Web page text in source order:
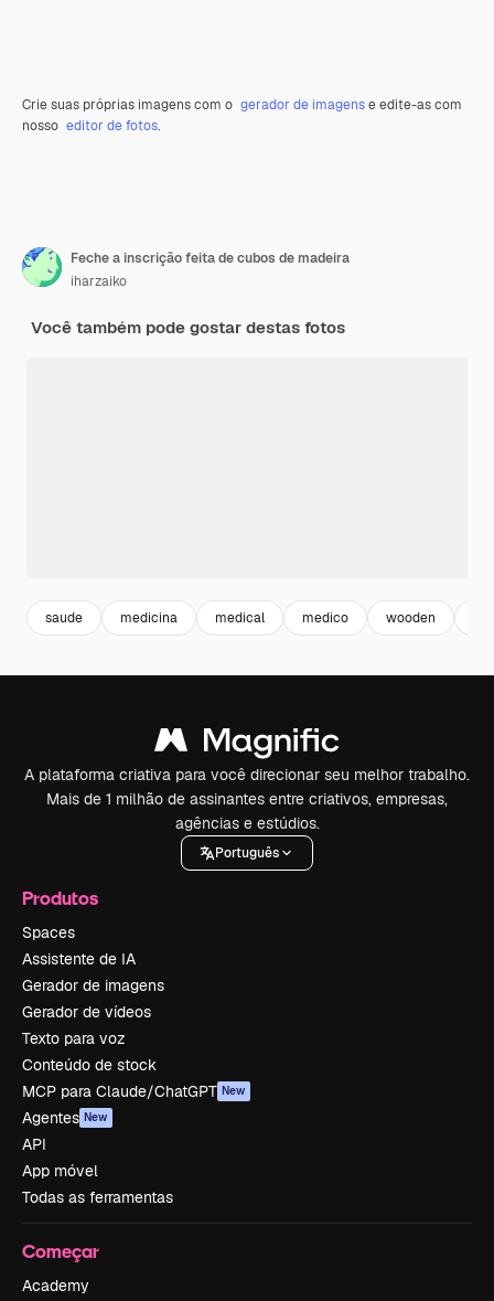
Crie suas próprias imagens com o gerador de imagense edite-as com
nosso editor de fotos.
Feche a inscrição feita de cubos de madeira
iharzaiko
Você também pode gostar destas fotos
saude medicina medical medico wooden
A plataforma criativa para você direcionar seu melhor trabalho.
Mais de 1 milhão de assinantes entre criativos, empresas,
agências e estúdios.
Português
Produtos
Spaces
Assistente de IA
Gerador de imagens
Gerador de vídeos
Texto para voz
Conteúdo de stock
MCP para Claude/ChatGPT New
Agentes New
API
App móvel
Todas as ferramentas
Começar
Academy